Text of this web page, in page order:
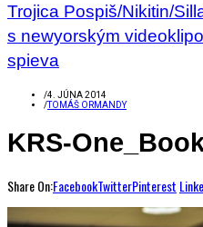
Trojica Pospiš/Nikitin/
s newyorským
spieva
/4. JÚNA 2014
/TOMÁŠ ORMANDY
KRS-
Share On:FacebookTwitterPinterest